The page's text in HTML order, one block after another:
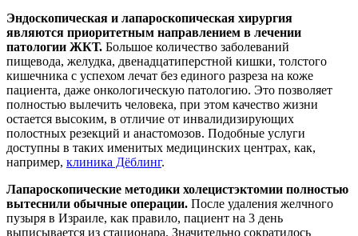
Эндоскопическая и лапароскопическая хирургия
являются приоритетным направлением в лечении
патологии ЖКТ. Большое количество заболеваний
пищевода, желудка, двенадцатиперстной кишки, толстого
кишечника с успехом лечат без единого разреза на коже
пациента, даже онкологическую патологию. Это позволяет
полностью вылечить человека, при этом качество жизни
остается высоким, в отличие от инвалидизирующих
полостных резекций и анастомозов. Подобные услуги
доступны в таких именитых медицинских центрах, как,
например, клиника Дёблинг.
Лапароскопические методики холецистэктомии полностью
вытеснили обычные операции. После удаления желчного
пузыря в Израиле, как правило, пациент на 3 день
выписывается из стационара. Значительно сократилось